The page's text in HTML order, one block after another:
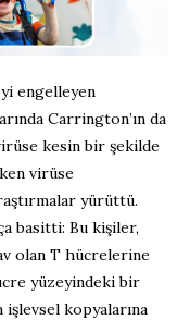
engelleyen
Carrington’ın da
kesin bir şekilde
virüse
yürüttü.
basitti: Bu kişiler,
olan T hücrelerine
yüzeyindeki bir
kopyalarına